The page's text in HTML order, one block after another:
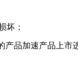
坏；
产品加速产品上市